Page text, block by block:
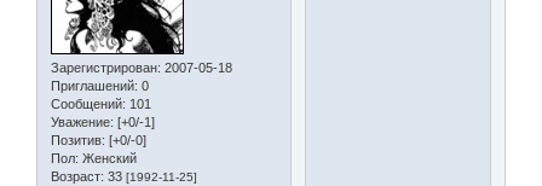
Зарегистрирован: 2007-05-18
Приглашений: 0
Сообщений: 101
Уважение: [+0/-1]
Позитив: [+0/-0]
Пол: Женский
Возраст: 33 [1992-11-25]